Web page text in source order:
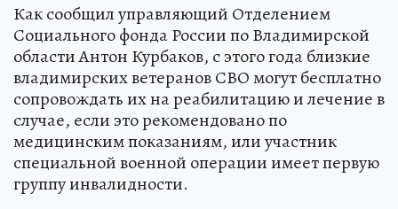
Как сообщил управляющий Отделением
Социального фонда России по Владимирской
области Антон Курбаков, с этого года близкие
владимирских ветеранов СВО могут бесплатно
сопровождать их на реабилитацию и лечение в
случае, если это рекомендовано по
медицинским показаниям, или участник
специальной военной операции имеет первую
группу инвалидности.